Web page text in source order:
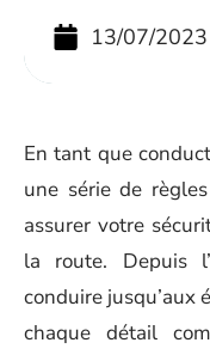
13/07/2023
En tant que
une série de
assurer votre
la route. Depuis
conduire jusqu’aux
chaque détail